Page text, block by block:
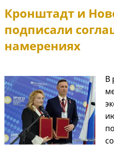
Кронштадт и
подписали
намерениях
В